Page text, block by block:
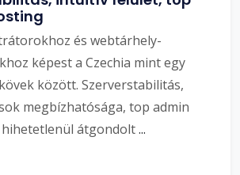
és webtárhely-
képest a Czechia mint egy
között. Szerverstabilitás,
megbízhatósága, top admin
átgondolt...